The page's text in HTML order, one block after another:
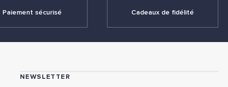
Paiement sécurisé Cadeaux de fidélité
NEWSLETTER